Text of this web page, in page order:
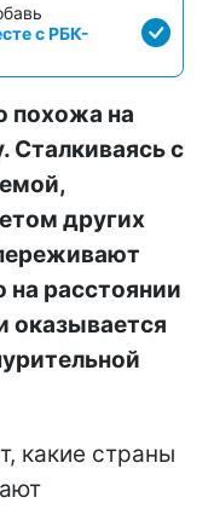
с РБК-
похожа на
Сталкиваясь с
других
на расстоянии
оказывается
какие страны